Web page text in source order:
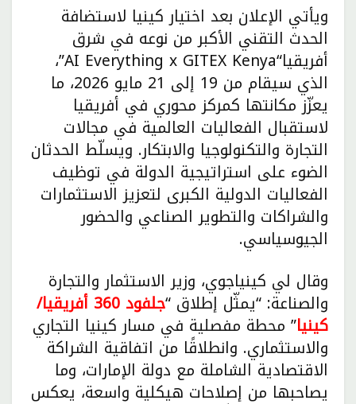
ويأتي الإعلان بعد اختيار كينيا لاستضافة
الحدث التقني الأكبر من نوعه في شرق
أفريقيا“AI Everything x GITEX Kenya”،
الذي سيقام من 19 إلى 21 مايو 2026، ما
يعزّز مكانتها كمركز محوري في أفريقيا
لاستقبال الفعاليات العالمية في مجالات
التجارة والتكنولوجيا والابتكار. ويسلّط الحدثان
الضوء على استراتيجية الدولة في توظيف
الفعاليات الدولية الكبرى لتعزيز الاستثمارات
والشراكات والتطوير الصناعي والحضور
الجيوسياسي.
وقال لي كينياجوي، وزير الاستثمار والتجارة
والصناعة: “يمثّل إطلاق “جلفود 360 أفريقيا/
كينيا” محطة مفصلية في مسار كينيا التجاري
والاستثماري. وانطلاقًا من اتفاقية الشراكة
الاقتصادية الشاملة مع دولة الإمارات، وما
يصاحبها من إصلاحات هيكلية واسعة، يعكس